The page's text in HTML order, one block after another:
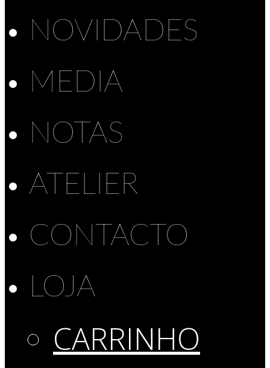
NOVIDADES
MEDIA
NOTAS
ATELIER
CONTACTO
LOJA
CARRINHO